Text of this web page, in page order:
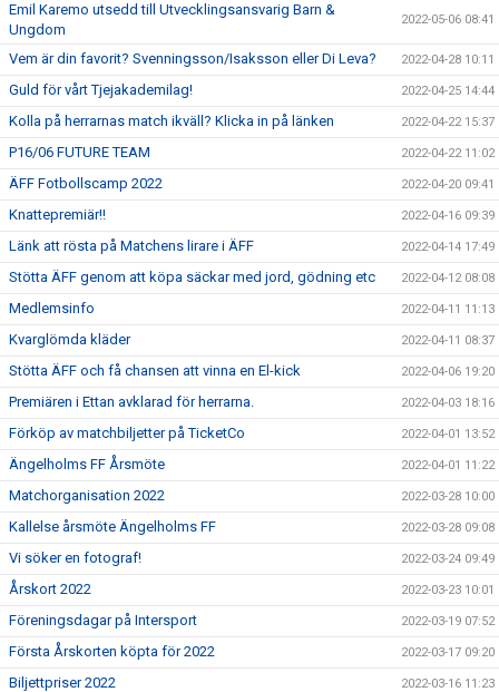
Emil Karemo utsedd till Utvecklingsansvarig Barn &
Ungdom
2022-05-06 08:41
Vem är din favorit? Svenningsson/Isaksson eller Di Leva? 2022-04-28 10:11
Guld för vårt Tjejakademilag! 2022-04-25 14:44
Kolla på herrarnas match ikväll? Klicka in på länken 2022-04-22 15:37
P16/06 FUTURE TEAM 2022-04-22 11:02
ÄFF Fotbollscamp 2022 2022-04-20 09:41
Knattepremiär!! 2022-04-16 09:39
Länk att rösta på Matchens lirare i ÄFF 2022-04-14 17:49
Stötta ÄFF genom att köpa säckar med jord, gödning etc 2022-04-12 08:08
Medlemsinfo 2022-04-11 11:13
Kvarglömda kläder 2022-04-11 08:37
Stötta ÄFF och få chansen att vinna en El-kick 2022-04-06 19:20
Premiären i Ettan avklarad för herrarna. 2022-04-03 18:16
Förköp av matchbiljetter på TicketCo 2022-04-01 13:52
Ängelholms FF Årsmöte 2022-04-01 11:22
Matchorganisation 2022 2022-03-28 10:00
Kallelse årsmöte Ängelholms FF 2022-03-28 09:08
Vi söker en fotograf! 2022-03-24 09:49
Årskort 2022 2022-03-23 10:01
Föreningsdagar på Intersport 2022-03-19 07:52
Första Årskorten köpta för 2022 2022-03-17 09:20
Biljettpriser 2022 2022-03-16 11:23